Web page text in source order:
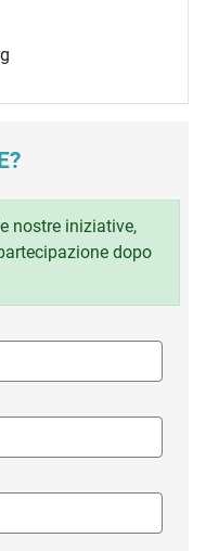
nostre iniziative,
dopo